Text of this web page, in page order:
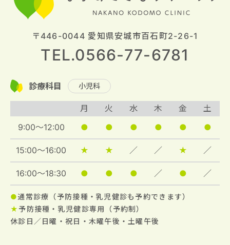
〒446-0044 愛知県安城市百石町2-26-1
TEL.0566-77-6781
診療科目 小児科
月 火 水 木 金
土
9:00～12:00
● ● ● ● ● ●
15:00～16:00 ★ ★ ／ ／ ★ ／
16:00～18:30 ● ● ● ／ ● ／
●通常診療（予防接種・乳児健診も予約できます）
★ 予防接種・乳児健診専用（予約制）
休診日／日曜・祝日・木曜午後・土曜午後